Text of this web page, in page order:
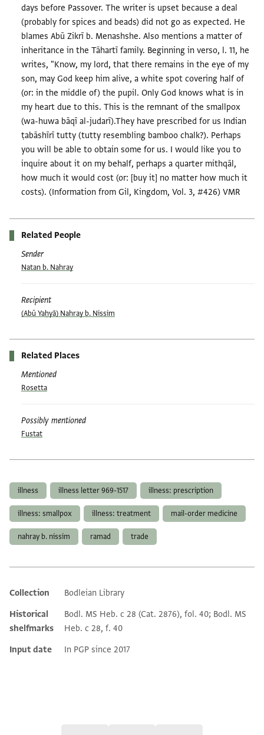
days before Passover. The writer is upset because a deal
(probably for spices and beads) did not go as expected. He
blames Abū Zikrī b. Menashshe. Also mentions a matter of
inheritance in the Tāhartī family. Beginning in verso, l. 11, he
writes, "Know, my lord, that there remains in the eye of my
son, may God keep him alive, a white spot covering half of
(or: in the middle of) the pupil. Only God knows what is in
my heart due to this. This is the remnant of the smallpox
(wa-huwa bāqī al-judarī).They have prescribed for us Indian
ṭabāshīrī tutty (tutty resembling bamboo chalk?). Perhaps
you will be able to obtain some for us. I would like you to
inquire about it on my behalf, perhaps a quarter mithqāl,
how much it would cost (or: [buy it] no matter how much it
costs). (Information from Gil, Kingdom, Vol. 3, #426) VMR
Related People
Sender
Natan b. Nahray
Recipient
(Abū Yaḥyā) Nahray b. Nissim
Related Places
Mentioned
Rosetta
Possibly mentioned
Fustat
illness illness letter 969-1517 illness: prescription
illness: smallpox illness: treatment mail-order medicine
nahray b. nissim ramad trade
Additional metadata
Collection
Bodleian Library
Historical
shelfmarks
Bodl. MS Heb. c 28 (Cat. 2876), fol. 40; Bodl. MS
Heb. c 28, f. 40
Input date
In PGP since 2017